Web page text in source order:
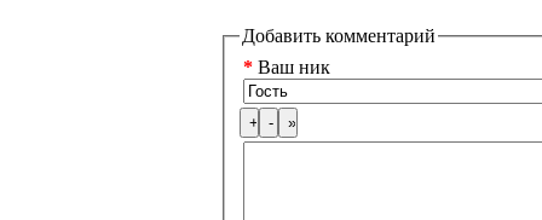
Добавить комментарий
* Ваш ник